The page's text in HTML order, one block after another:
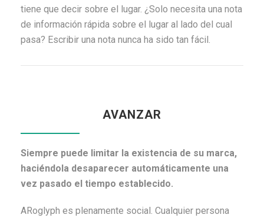
tiene que decir sobre el lugar. ¿Solo necesita una nota
de información rápida sobre el lugar al lado del cual
pasa? Escribir una nota nunca ha sido tan fácil.
AVANZAR
Siempre puede limitar la existencia de su marca,
haciéndola desaparecer automáticamente una
vez pasado el tiempo establecido.
ARoglyph es plenamente social. Cualquier persona